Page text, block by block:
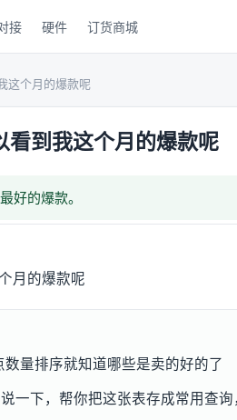
接 硬件 订货商城
这个月的爆款呢
看到我这个月的爆款呢
好的爆款。
月的爆款呢
量排序就知道哪些是卖的好的了
一下，帮你把这张表存成常用查